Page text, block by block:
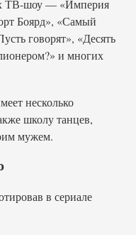
ТВ-шоу — «Империя
Боярд», «Самый
говорят», «Десять
и многих
несколько
школу танцев,
мужем.
в сериале